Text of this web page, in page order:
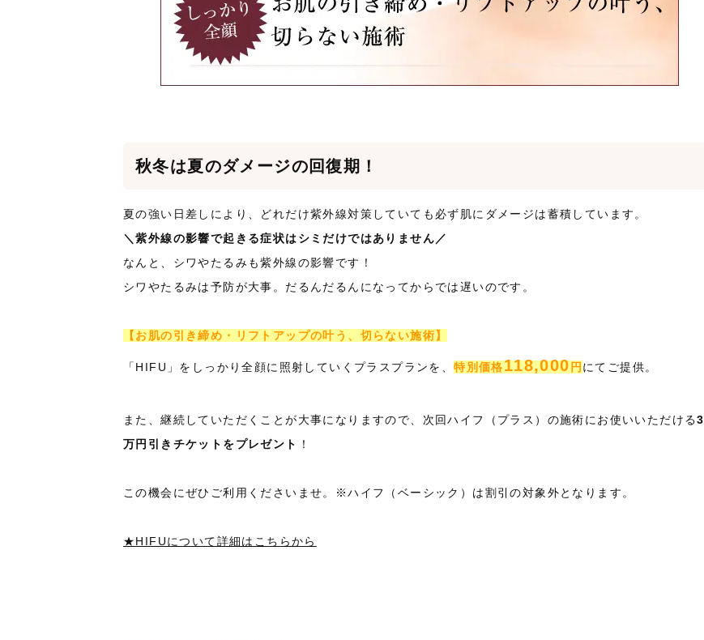
秋冬は夏のダメージの回復期！
夏の強い日差しにより、どれだけ紫外線対策していても必ず肌にダメージは蓄積しています。
＼紫外線の影響で起きる症状はシミだけではありません／
なんと、シワやたるみも紫外線の影響です！
シワやたるみは予防が大事。だるんだるんになってからでは遅いのです。
【お肌の引き締め・リフトアップの叶う、切らない施術】
「HIFU」をしっかり全顔に照射していくプラスプランを、特別価格118,000 円 にてご提供。
また、継続していただくことが大事になりますので、次回ハイフ（プラス）の施術にお使いいただける3
万円引きチケットをプレゼント
！
この機会にぜひご利用くださいませ。※ハイフ（ベーシック）は割引の対象外となります。
★HIFUについて詳細はこちらから